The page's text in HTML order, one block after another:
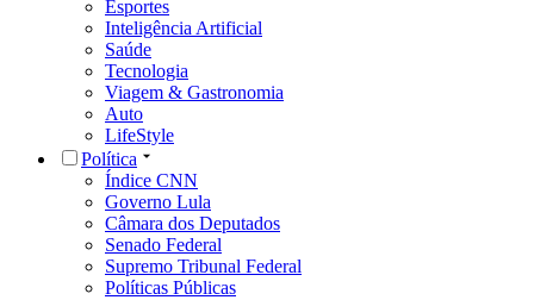
Esportes
Inteligência Artificial
Saúde
Tecnologia
Viagem & Gastronomia
Auto
LifeStyle
Política
Índice CNN
Governo Lula
Câmara dos Deputados
Senado Federal
Supremo Tribunal Federal
Políticas Públicas